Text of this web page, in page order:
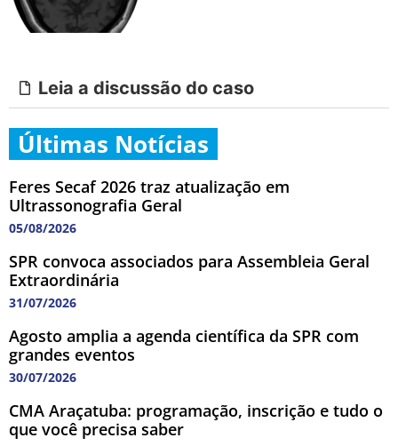
Leia a discussão do caso
Últimas Notícias
Feres Secaf 2026 traz atualização em
Ultrassonografia Geral
05/08/2026
SPR convoca associados para Assembleia Geral
Extraordinária
31/07/2026
Agosto amplia a agenda científica da SPR com
grandes eventos
30/07/2026
CMA Araçatuba: programação, inscrição e tudo o
que você precisa saber